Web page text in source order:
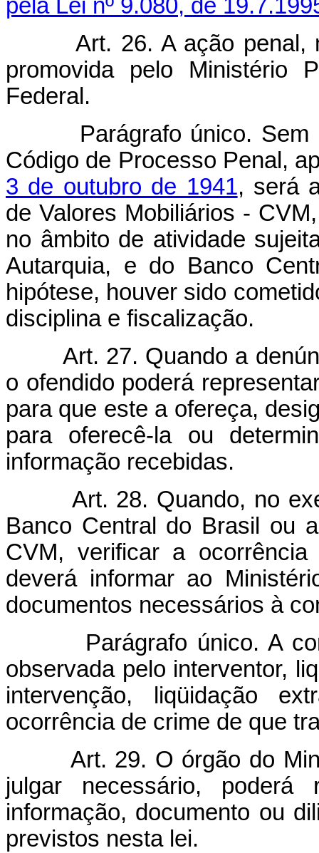
pela Lei nº 9.080, de
Art. 26. A ação penal,
promovida pelo Ministério
Federal.
Parágrafo único.
Código de Processo Penal,
3 de outubro de 1941, será
de Valores Mobiliários -
no âmbito de atividade
Autarquia, e do Banco
hipótese, houver sido
disciplina e fiscalização.
Art. 27. Quando a
o ofendido poderá
para que este a ofereça,
para oferecê-la ou
informação recebidas.
Art. 28. Quando, no
Banco Central do Brasil ou
CVM, verificar a
deverá informar ao
documentos necessários à
Parágrafo único. A
observada pelo interventor,
intervenção, liqüidação
ocorrência de crime de que
Art. 29. O órgão do
julgar necessário, poderá
informação, documento ou
previstos nesta lei.